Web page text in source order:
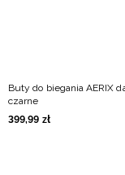
Buty do biegania AERIX
czarne
399,99 zł